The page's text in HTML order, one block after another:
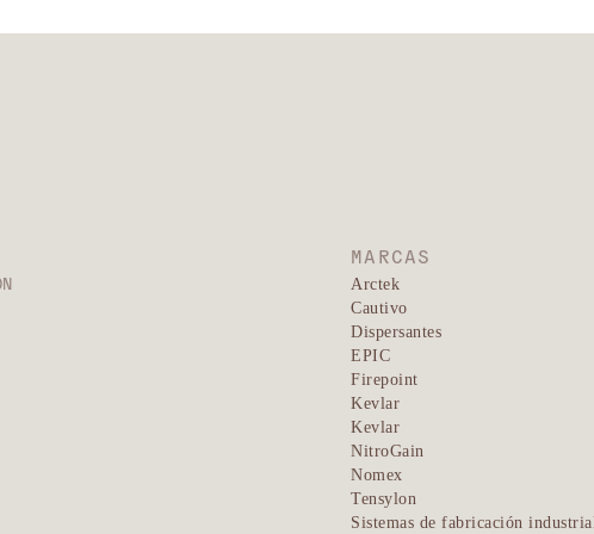
MARCAS
Arctek
Cautivo
Dispersantes
EPIC
Firepoint
Kevlar
Kevlar
NitroGain
Nomex
Tensylon
Sistemas de fabricación